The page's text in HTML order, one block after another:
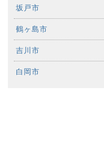
坂戸市
鶴ヶ島市
吉川市
白岡市